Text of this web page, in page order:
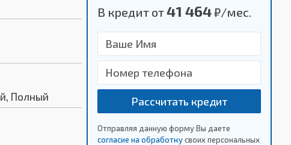
Полный
В кредит от41 464₽/мес.
Рассчитать кредит
Отправляя данную форму Вы даете
согласие на обработкусвоих персональных